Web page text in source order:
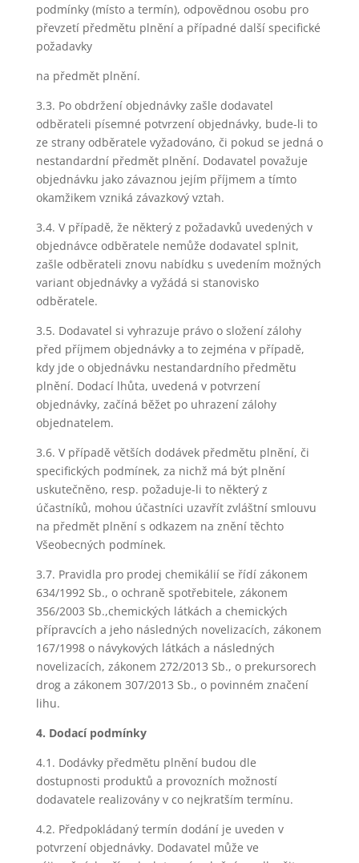
podmínky (místo a termín), odpovědnou osobu pro
převzetí předmětu plnění a případné další specifické
požadavky
na předmět plnění.
3.3. Po obdržení objednávky zašle dodavatel
odběrateli písemné potvrzení objednávky, bude-li to
ze strany odběratele vyžadováno, či pokud se jedná o
nestandardní předmět plnění. Dodavatel považuje
objednávku jako závaznou jejím příjmem a tímto
okamžikem vzniká závazkový vztah.
3.4. V případě, že některý z požadavků uvedených v
objednávce odběratele nemůže dodavatel splnit,
zašle odběrateli znovu nabídku s uvedením možných
variant objednávky a vyžádá si stanovisko
odběratele.
3.5. Dodavatel si vyhrazuje právo o složení zálohy
před příjmem objednávky a to zejména v případě,
kdy jde o objednávku nestandardního předmětu
plnění. Dodací lhůta, uvedená v potvrzení
objednávky, začíná běžet po uhrazení zálohy
objednatelem.
3.6. V případě větších dodávek předmětu plnění, či
specifických podmínek, za nichž má být plnění
uskutečněno, resp. požaduje-li to některý z
účastníků, mohou účastníci uzavřít zvláštní smlouvu
na předmět plnění s odkazem na znění těchto
Všeobecných podmínek.
3.7. Pravidla pro prodej chemikálií se řídí zákonem
634/1992 Sb., o ochraně spotřebitele, zákonem
356/2003 Sb.,chemických látkách a chemických
přípravcích a jeho následných novelizacích, zákonem
167/1998 o návykových látkách a následných
novelizacích, zákonem 272/2013 Sb., o prekursorech
drog a zákonem 307/2013 Sb., o povinném značení
lihu.
4. Dodací podmínky
4.1. Dodávky předmětu plnění budou dle
dostupnosti produktů a provozních možností
dodavatele realizovány v co nejkratším termínu.
4.2. Předpokládaný termín dodání je uveden v
potvrzení objednávky. Dodavatel může ve